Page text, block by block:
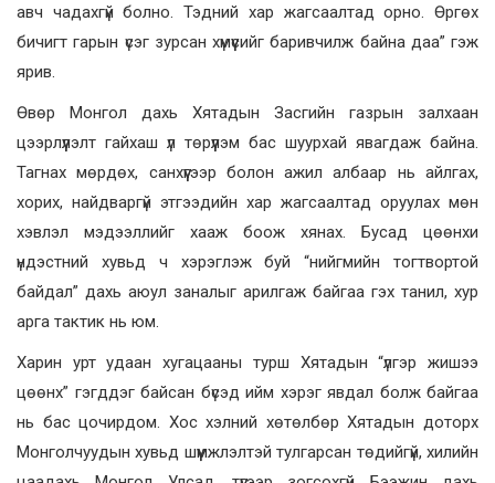
авч чадахгүй болно. Тэдний хар жагсаалтад орно. Өргөх
бичигт гарын үсэг зурсан хүмүүсийг баривчилж байна даа” гэж
ярив.
Өвөр Монгол дахь Хятадын Засгийн газрын залхаан
цээрлүүлэлт гайхаш үл төрүүлэм бас шуурхай явагдаж байна.
Тагнах мөрдөх, санхүүгээр болон ажил албаар нь айлгах,
хорих, найдваргүй этгээдийн хар жагсаалтад оруулах мөн
хэвлэл мэдээллийг хааж боож хянах. Бусад цөөнхи
үндэстний хувьд ч хэрэглэж буй “нийгмийн тогтвортой
байдал” дахь аюул заналыг арилгаж байгаа гэх танил, хур
арга тактик нь юм.
Харин урт удаан хугацааны турш Хятадын “үлгэр жишээ
цөөнх” гэгддэг байсан бүсэд ийм хэрэг явдал болж байгаа
нь бас цочирдом. Хос хэлний хөтөлбөр Хятадын доторх
Монголчуудын хувьд шүүмжлэлтэй тулгарсан төдийгүй, хилийн